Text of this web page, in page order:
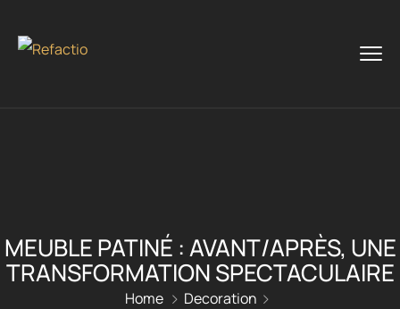
MEUBLE PATINÉ : AVANT/APRÈS, UNE
TRANSFORMATION SPECTACULAIRE
Home
Decoration